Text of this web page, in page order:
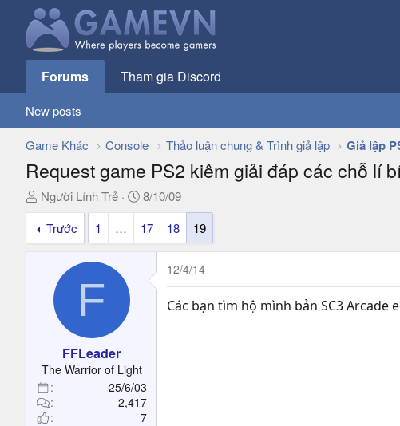
Forums Tham gia Discord
New posts
Game Khác Console Thảo luận chung & Trình giả lập Giả lập
Request game PS2 kiêm giải đáp các chỗ lí
T
h
e
t
e
r
Người Lính Trẻ
N
g
à
y
8/10/09
Trước
1 … 17 18 19
F
FFLeader
The Warrior of Light
25/6/03
2,417
7
12/4/14
Các bạn tìm hộ mình bản SC3 Arcade